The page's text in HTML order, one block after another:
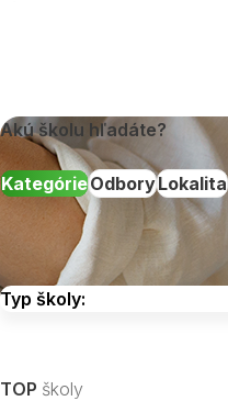
Akú školu hľadáte?
KategórieOdboryLokalita
TOP školy